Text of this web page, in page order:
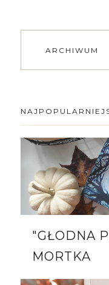
ARCHIWUM
"GŁODNA
MORTKA